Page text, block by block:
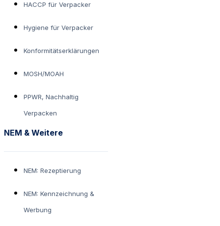
HACCP für Verpacker
Hygiene für Verpacker
Konformitätserklärungen
MOSH/MOAH
PPWR, Nachhaltig
Verpacken
NEM & Weitere
NEM: Rezeptierung
NEM: Kennzeichnung &
Werbung